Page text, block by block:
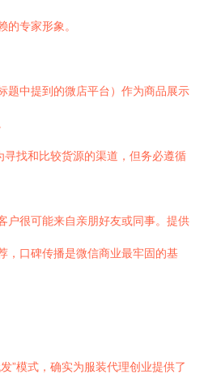
的专家形象。
题中提到的微店平台）作为商品展示
寻找和比较货源的渠道，但务必遵循
户很可能来自亲朋好友或同事。提供
，口碑传播是微信商业最牢固的基
”模式，确实为服装代理创业提供了